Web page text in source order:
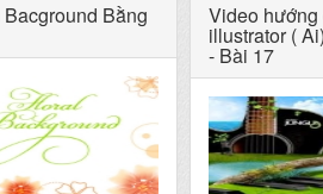
Bằng Video
illustrator (
- Bài 17